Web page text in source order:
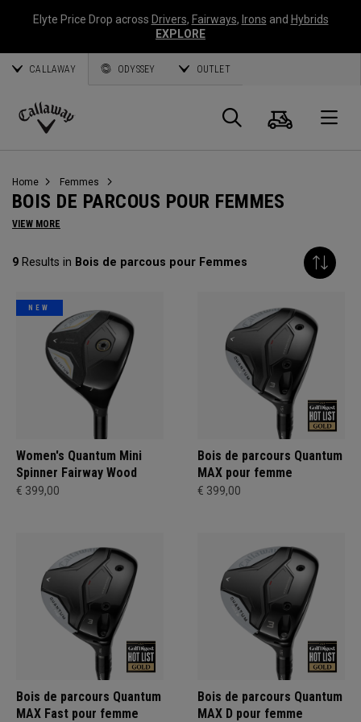
Elyte Price Drop across Drivers, Fairways, Irons and Hybrids
EXPLORE
CALLAWAY ODYSSEY OUTLET
Callaway
Panier
Home Femmes
BOIS DE PARCOUS POUR FEMMES
VIEW MORE
9 Results in Bois de parcous pour Femmes
NEW
Women's Quantum Mini
Spinner Fairway Wood
€ 399,00
Bois de parcours Quantum
MAX pour femme
€ 399,00
Bois de parcours Quantum
MAX Fast pour femme
Bois de parcours Quantum
MAX D pour femme